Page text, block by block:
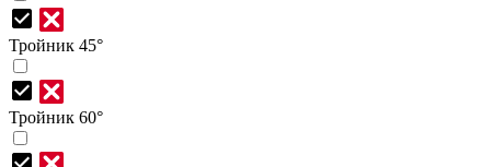
Тройник 45°
Тройник 60°